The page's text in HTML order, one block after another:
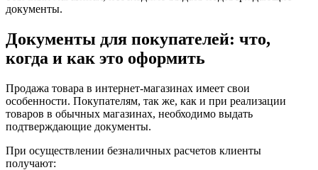
Документы для покупателей: что,
когда и как это оформить
Продажа товара в интернет-магазинах имеет свои
особенности. Покупателям, так же, как и при реализации
товаров в обычных магазинах, необходимо выдать
подтверждающие документы.
При осуществлении безналичных расчетов клиенты
получают: